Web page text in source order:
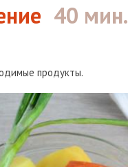
40 мин.
продукты.